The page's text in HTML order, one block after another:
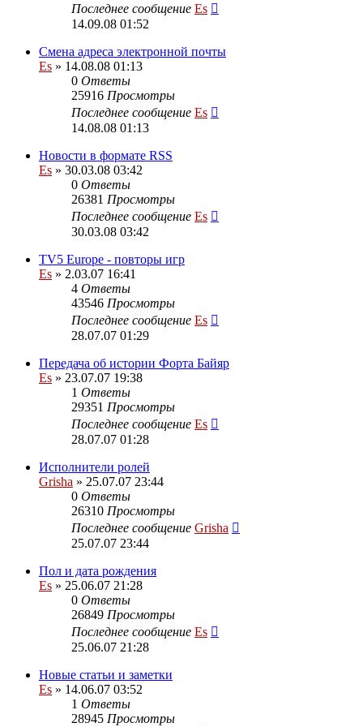
Последнее сообщение Es
14.09.08 01:52
Смена адреса электронной почты
Es » 14.08.08 01:13
0 Ответы
25916 Просмотры
Последнее сообщение Es
14.08.08 01:13
Новости в формате RSS
Es » 30.03.08 03:42
0 Ответы
26381 Просмотры
Последнее сообщение Es
30.03.08 03:42
TV5 Europe - повторы игр
Es » 2.03.07 16:41
4 Ответы
43546 Просмотры
Последнее сообщение Es
28.07.07 01:29
Передача об истории Форта Байяр
Es » 23.07.07 19:38
1 Ответы
29351 Просмотры
Последнее сообщение Es
28.07.07 01:28
Исполнители ролей
Grisha » 25.07.07 23:44
0 Ответы
26310 Просмотры
Последнее сообщение Grisha
25.07.07 23:44
Пол и дата рождения
Es » 25.06.07 21:28
0 Ответы
26849 Просмотры
Последнее сообщение Es
25.06.07 21:28
Новые статьи и заметки
Es » 14.06.07 03:52
1 Ответы
28945 Просмотры